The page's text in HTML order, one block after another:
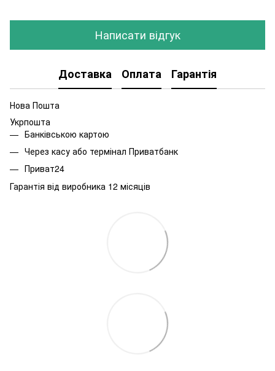
Написати відгук
Доставка Оплата Гарантія
Нова Пошта
Укрпошта
Банківською картою
Через касу або термінал Приватбанк
Приват24
Гарантія від виробника 12 місяців